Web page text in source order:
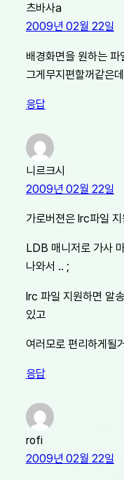
츠바사a
2009년 02월 22일
배경화면을 원하는
그게무지편할꺼같은
응답
니르크시
2009년 02월 22일
가로버젼은 lrc파일
LDB 매니저로 가사
나와서 .. ;
lrc 파일 지원하면 알
있고
여러모로 편리하게될
응답
rofi
2009년 02월 22일